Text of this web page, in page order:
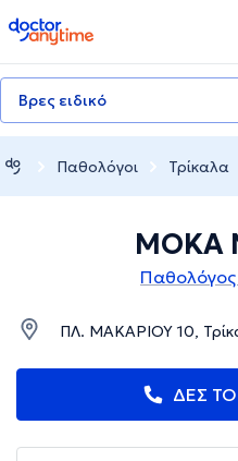
doctoranytime
Βρες ειδικό
Παθολόγοι Τρίκαλα
ΜΟΚΑ
ΠΛ. ΜΑΚΑΡΙΟΥ 10,
ΔΕΣ